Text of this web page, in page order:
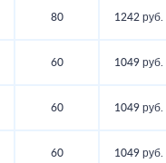
80 1242 руб.
60 1049 руб.
60 1049 руб.
60 1049 руб.